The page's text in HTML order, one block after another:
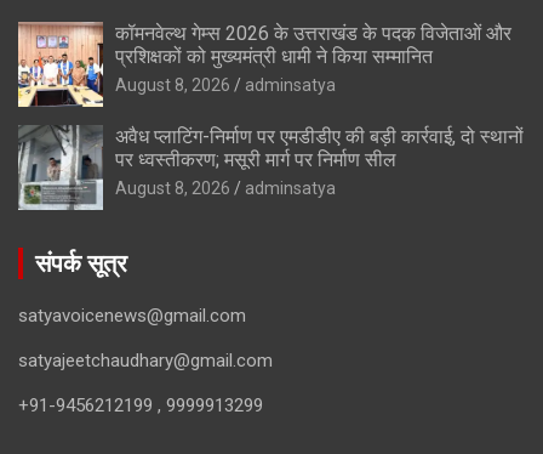
कॉमनवेल्थ गेम्स 2026 के उत्तराखंड के पदक विजेताओं और
प्रशिक्षकों को मुख्यमंत्री धामी ने किया सम्मानित
August 8, 2026 adminsatya
अवैध प्लाटिंग-निर्माण पर एमडीडीए की बड़ी कार्रवाई, दो स्थानों
पर ध्वस्तीकरण; मसूरी मार्ग पर निर्माण सील
August 8, 2026 adminsatya
संपर्क सूत्र
satyavoicenews@gmail.com
satyajeetchaudhary@gmail.com
+91-9456212199 , 9999913299